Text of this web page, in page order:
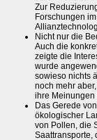
Zur
Forschungen
Nicht nur die
Auch die
zeigte die
wurde
sowieso nichts
noch mehr
ihre Meinungen
Das Gerede
ökologischer
von Pollen, die
Saattransporte,